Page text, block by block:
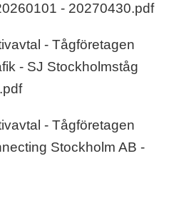
- 20270430.pdf
- Tågföretagen
- SJ Stockholmståg
- Tågföretagen
Stockholm AB -